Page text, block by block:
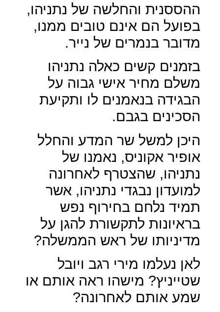
ההססנית והחלשה של נתניהו,
בפועל הם אינם טובים ממנו,
מדובר בנמרים של נייר.
בזמנים קשים כאלה נתניהו
משלם מחיר אישי גבוה על
הבגידה בנאמנים לו ותקיעת
הסכינים בגבם.
היכן למשל שר המדע והחלל
אופיר אקוניס, נאמנו של
נתניהו, שהצטרף לאחרונה
למועדון נבגדי נתניהו, אשר
תמיד נלחם בחירוף נפש
בראיונות לתקשורת להגן על
מדיניותו של ראש הממשלה?
לאן נעלמו מירי רגב ויובל
שטייניץ? מישהו ראה אותם או
שמע אותם לאחרונה?